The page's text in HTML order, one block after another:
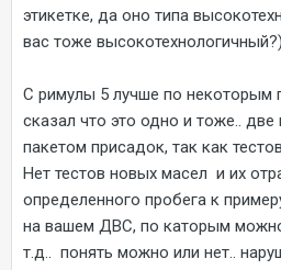
этикетке, да оно типа
вас тоже
С римулы 5 лучше по некоторым
сказал что это одно и тоже..
пакетом присадок, так как
Нет тестов новых масел и их
определенного пробега к
на вашем ДВС, по каторым
т.д.. понять можно или нет..